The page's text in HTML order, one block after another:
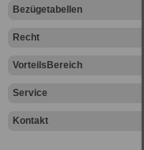
Bezügetabellen
Recht
VorteilsBereich
Service
Kontakt